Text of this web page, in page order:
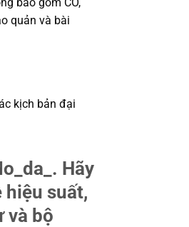
bao gồm CO,
quản và bài
kịch bản đại
Hãy
hiệu suất,
và bộ